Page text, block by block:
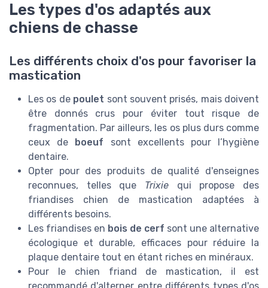
Les types d'os adaptés aux
chiens de chasse
Les différents choix d'os pour favoriser la
mastication
Les os de poulet sont souvent prisés, mais doivent
être donnés crus pour éviter tout risque de
fragmentation. Par ailleurs, les os plus durs comme
ceux de
boeuf sont excellents pour l’hygiène
dentaire.
Opter pour des produits de qualité d'enseignes
reconnues, telles que Trixie qui propose des
friandises chien de mastication adaptées à
différents besoins.
Les friandises en bois de cerf sont une alternative
écologique et durable, efficaces pour réduire la
plaque dentaire tout en étant riches en minéraux.
Pour le chien friand de mastication, il est